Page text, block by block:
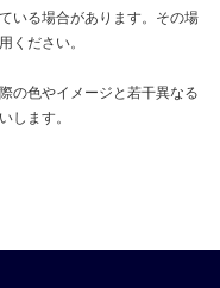
いる場合があります。その場
ください。
の色やイメージと若干異なる
します。